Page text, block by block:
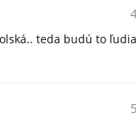
teda budú to ľudia